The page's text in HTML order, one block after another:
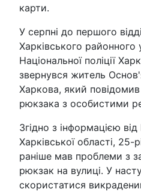
карти.
У серпні до першого
Харківського районного
Національної поліції
звернувся житель
Харкова, який
рюкзака з особистими
Згідно з інформацією від
Харківської області, 25-
раніше мав проблеми з
рюкзак на вулиці. У
скористатися